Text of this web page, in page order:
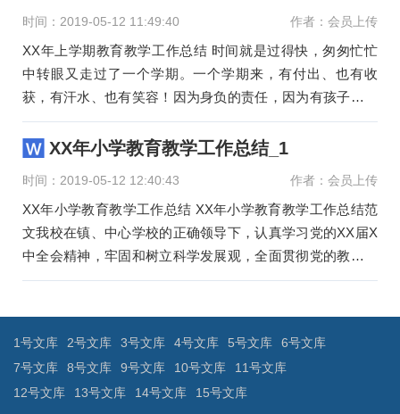
时间：2019-05-12 11:49:40 作者：会员上传
XX年上学期教育教学工作总结 时间就是过得快，匆匆忙忙
中转眼又走过了一个学期。一个学期来，有付出、也有收
获，有汗水、也有笑容！因为身负的责任，因为有孩子的相
伴，因为心中有爱，所
XX年小学教育教学工作总结_1
时间：2019-05-12 12:40:43 作者：会员上传
XX年小学教育教学工作总结 XX年小学教育教学工作总结范
文我校在镇、中心学校的正确领导下，认真学习党的XX届X
中全会精神，牢固和树立科学发展观，全面贯彻党的教学方
针。认真执行
章
航
1号文库 2号文库 3号文库 4号文库 5号文库
6号文库
7号文库
8号文库 9号文库 10号文库
11号文库
12号文库
13号文库 14号文库 15号文库